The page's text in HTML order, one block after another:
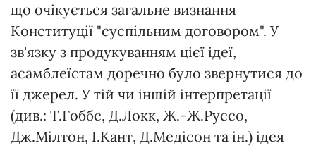
що очікується загальне визнання
Конституції "суспільним договором". У
зв'язку з продукуванням цієї ідеї,
асамблеїстам доречно було звернутися до
її джерел. У тій чи іншій інтерпретації
(див.: Т.Гоббс, Д.Локк, Ж.-Ж.Руссо,
Дж.Мілтон, І.Кант, Д.Медісон та ін.) ідея